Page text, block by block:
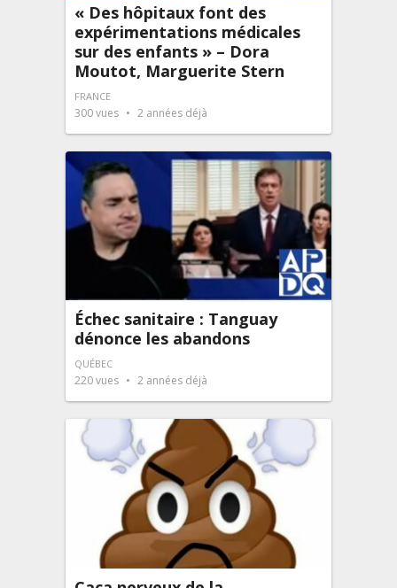
« Des hôpitaux font des
expérimentations médicales
sur des enfants » – Dora
Moutot, Marguerite Stern
FRANCE
300vues 2 années déjà
Échec sanitaire : Tanguay
dénonce les abandons
QUÉBEC
220vues 2 années déjà